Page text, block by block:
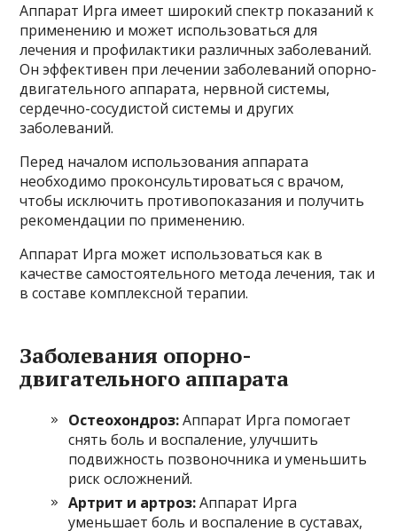
Аппарат Ирга имеет широкий спектр показаний к
применению и может использоваться для
лечения и профилактики различных заболеваний.
Он эффективен при лечении заболеваний опорно-
двигательного аппарата, нервной системы,
сердечно-сосудистой системы и других
заболеваний.
Перед началом использования аппарата
необходимо проконсультироваться с врачом,
чтобы исключить противопоказания и получить
рекомендации по применению.
Аппарат Ирга может использоваться как в
качестве самостоятельного метода лечения, так и
в составе комплексной терапии.
Заболевания опорно-
двигательного аппарата
Остеохондроз:Аппарат Ирга помогает
снять боль и воспаление, улучшить
подвижность позвоночника и уменьшить
риск осложнений.
Артрит и артроз:Аппарат Ирга
уменьшает боль и воспаление в суставах,